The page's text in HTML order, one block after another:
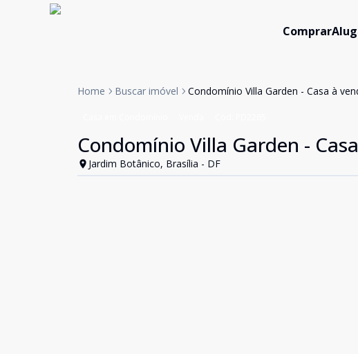
Comprar
Home Buscar imóvel Condomínio Villa Garden - Casa à
Condomínio Villa Garden -
Jardim Botânico, Brasília - DF